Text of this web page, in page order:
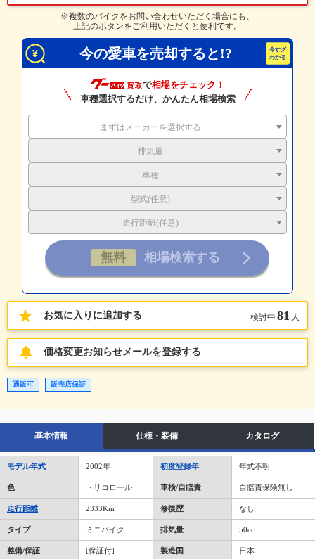
※複数のバイクをお問い合わせいただく場合にも、
上記のボタンをご利用いただくと便利です。
今の愛車を売却すると!?
で相場をチェック！
車種選択するだけ、かんたん相場検索
まずはメーカーを選択する
排気量
車種
型式(任意)
走行距離(任意)
お気に入りに追加する 検討中 81 人
価格変更お知らせメールを登録する
通販可 販売店保証
基本情報 仕様・装備 カタログ
モデル年式 2002年 初度登録年 年式不明
色 トリコロール 車検/自賠責 自賠責保険無し
走行距離 2333Km 修復歴 なし
タイプ ミニバイク 排気量 50cc
整備/保証 [保証付] 製造国 日本